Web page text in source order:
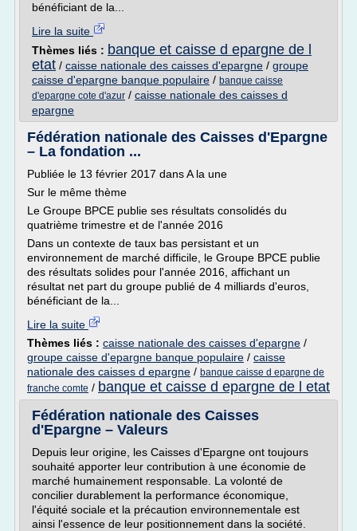
bénéficiant de la...
Lire la suite
Thèmes liés : banque et caisse d epargne de l
etat / caisse nationale des caisses d'epargne / groupe
caisse d'epargne banque populaire / banque caisse
d'epargne cote d'azur / caisse nationale des caisses d
epargne
Fédération nationale des Caisses d'Epargne
– La fondation ...
Publiée le 13 février 2017 dans A la une
Sur le même thème
Le Groupe BPCE publie ses résultats consolidés du
quatrième trimestre et de l'année 2016
Dans un contexte de taux bas persistant et un
environnement de marché difficile, le Groupe BPCE publie
des résultats solides pour l'année 2016, affichant un
résultat net part du groupe publié de 4 milliards d'euros,
bénéficiant de la...
Lire la suite
Thèmes liés : caisse nationale des caisses d'epargne /
groupe caisse d'epargne banque populaire / caisse
nationale des caisses d epargne / banque caisse d epargne de
franche comte / banque et caisse d epargne de l etat
Fédération nationale des Caisses
d'Epargne – Valeurs
Depuis leur origine, les Caisses d'Epargne ont toujours
souhaité apporter leur contribution à une économie de
marché humainement responsable. La volonté de
concilier durablement la performance économique,
l'équité sociale et la précaution environnementale est
ainsi l'essence de leur positionnement dans la société.